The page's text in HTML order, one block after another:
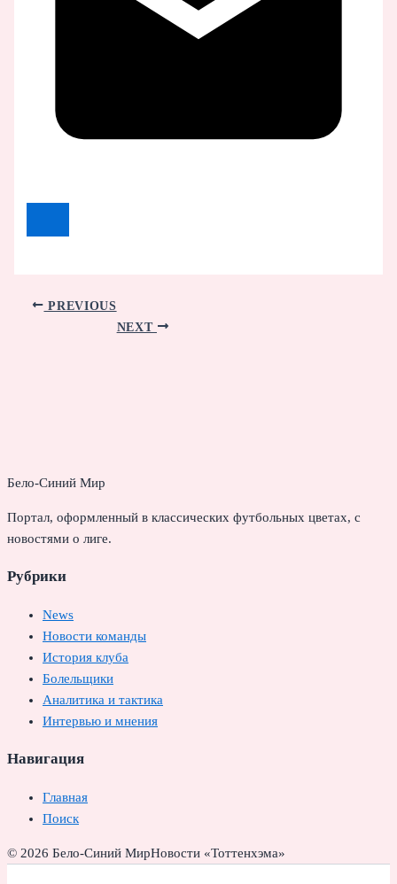
PREVIOUS
NEXT
Бело-Синий Мир
Портал, оформленный в классических футбольных цветах, с
новостями о лиге.
Рубрики
News
Новости команды
История клуба
Болельщики
Аналитика и тактика
Интервью и мнения
Навигация
Главная
Поиск
© 2026 Бело-Синий МирНовости «Тоттенхэма»